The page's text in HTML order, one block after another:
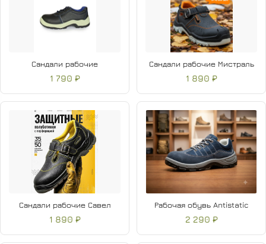
Сандали рабочие
1 790 ₽
Сандали рабочие Мистраль
1 890 ₽
Сандали рабочие Савел
1 890 ₽
Рабочая обувь Antistatic
2 290 ₽